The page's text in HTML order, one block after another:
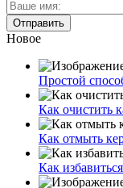
Новое
Простой
Как очистить
Как отмыть
Как